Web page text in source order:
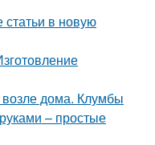
в новую
возле дома. Клумбы
– простые